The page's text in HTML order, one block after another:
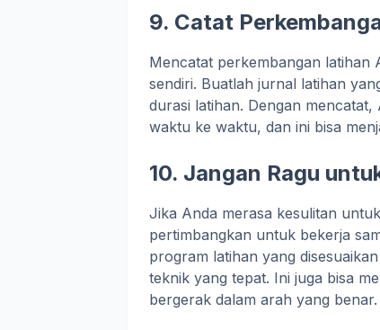
9. Catat
Mencatat perkembangan latihan
sendiri. Buatlah jurnal latihan
durasi latihan. Dengan
waktu ke waktu, dan ini bisa
10. Jangan Ragu
Jika Anda merasa kesulitan
pertimbangkan untuk bekerja
program latihan yang
teknik yang tepat. Ini juga bisa
bergerak dalam arah yang benar.